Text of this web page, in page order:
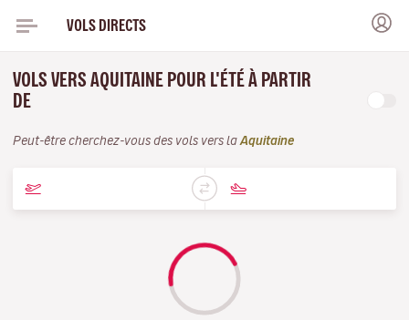
VOLS DIRECTS
VOLS VERS AQUITAINE POUR L'ÉTÉ À PARTIR
DE
Peut-être cherchez-vous des vols vers la Aquitaine